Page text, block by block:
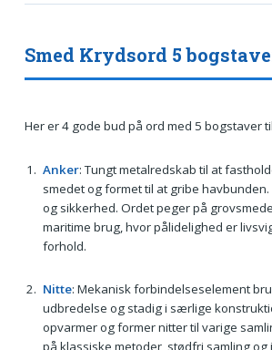
Smed Krydsord 5
Her er 4 gode bud på ord med 5 bogstaver
Anker: Tungt metalredskab til at
smedet og formet til at gribe
og sikkerhed. Ordet peger på
maritime brug, hvor pålidelighed er
forhold.
Nitte: Mekanisk forbindelseselement
udbredelse og stadig i særlige
opvarmer og former nitter til varige
på klassiske metoder, stødfri samling